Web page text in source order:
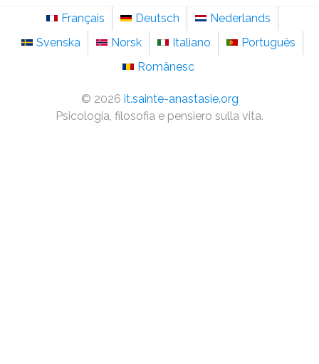
Français Deutsch
Nederlands
Svenska
Norsk Italiano
Português
Românesc
© 2026 it.sainte-anastasie.org
Psicologia, filosofia e pensiero sulla vita.